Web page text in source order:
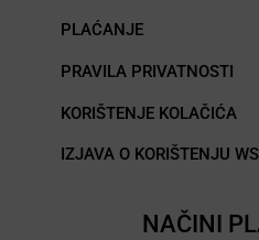
PLAĆANJE
PRAVILA PRIVATNOSTI
KORIŠTENJE KOLAČIĆA
IZJAVA O KORIŠTENJU
NAČINI